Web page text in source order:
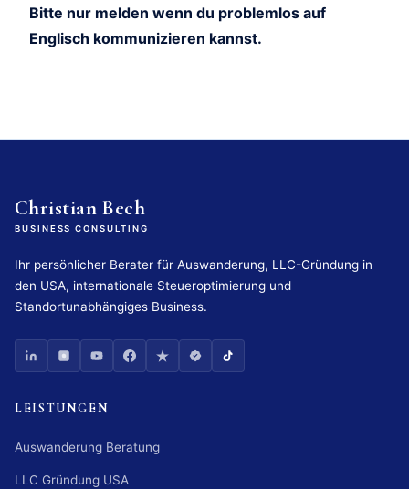
Bitte nur melden wenn du problemlos auf
Englisch kommunizieren kannst.
Christian Bech
BUSINESS CONSULTING
Ihr persönlicher Berater für Auswanderung, LLC-Gründung in
den USA, internationale Steueroptimierung und
Standortunabhängiges Business.
LEISTUNGEN
Auswanderung Beratung
LLC Gründung USA